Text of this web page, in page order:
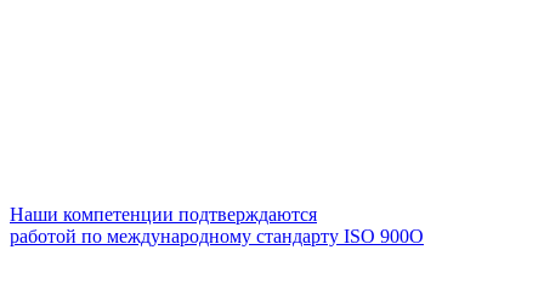
Наши компетенции подтверждаются
работой по международному стандарту ISO 900О